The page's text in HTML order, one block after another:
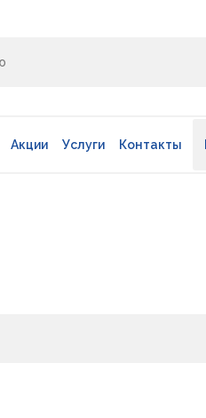
Акции Услуги Контакты